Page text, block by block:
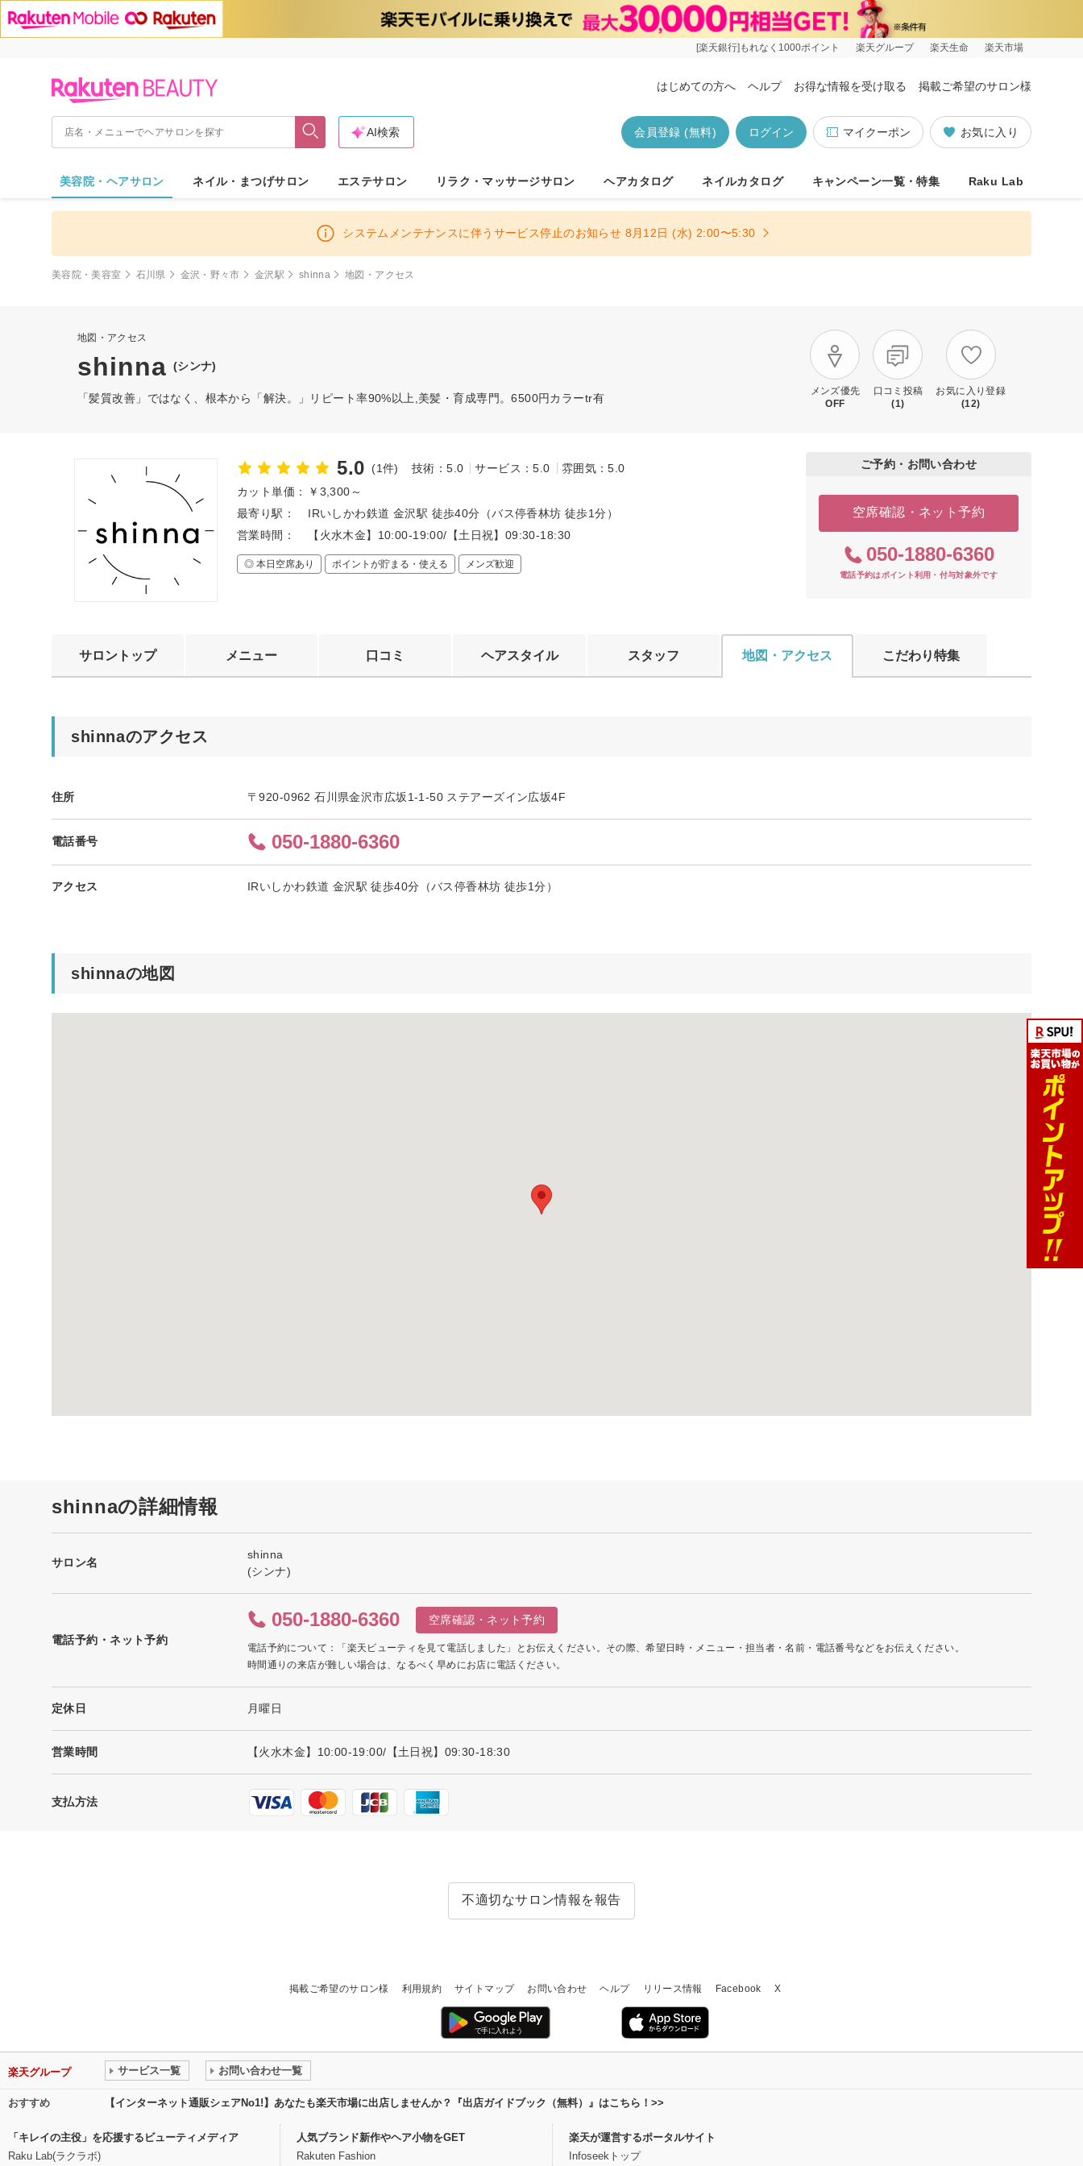
[楽天銀行]もれなく1000ポイント 楽天グループ 楽天生命 楽天市場
はじめての方へ ヘルプ お得な情報を受け取る 掲載ご希望のサロン様
お気に入り
マイクーポン
ログイン
会員登録 (無料)
AI検索
美容院・ヘアサロン ネイル・まつげサロン エステサロン リラク・マッサージサロン ヘアカタログ ネイルカタログ キャンペーン一覧・特集 Raku Lab
システムメンテナンスに伴うサービス停止のお知らせ 8月12日 (水) 2:00〜5:30
美容院・美容室 石川県 金沢・野々市 金沢駅 shinna 地図・アクセス
地図・アクセス
shinna (シンナ)
「髪質改善」ではなく、根本から「解決。」リピート率90%以上,美髪・育成専門。6500円カラーtr有
メンズ優先
OFF
口コミ投稿
(1)
お気に入り登録
(12)
5.0 (1件) 技術：5.0 サービス：5.0
雰囲気：5.0
カット単価：
￥3,300～
最寄り駅：
IRいしかわ鉄道 金沢駅 徒歩40分（バス停香林坊 徒歩1分）
営業時間：
【火水木金】10:00-19:00/【土日祝】09:30-18:30
◎ 本日空席あり ポイントが貯まる・使える メンズ歓迎
ご予約・お問い合わせ
空席確認・ネット予約
050-1880-6360
電話予約はポイント利用・付与対象外です
サロントップ メニュー 口コミ ヘアスタイル スタッフ 地図・アクセス こだわり特集
shinnaのアクセス
住所 〒920-0962 石川県金沢市広坂1-1-50 ステアーズイン広坂4F
電話番号 050-1880-6360
アクセス IRいしかわ鉄道 金沢駅 徒歩40分（バス停香林坊 徒歩1分）
shinnaの地図
shinnaの詳細情報
サロン名
shinna
(シンナ)
電話予約・ネット予約
050-1880-6360 空席確認・ネット予約
電話予約について：「楽天ビューティを見て電話しました」とお伝えください。その際、希望日時・メニュー・担当者・名前・電話番号などをお伝えください。
時間通りの来店が難しい場合は、なるべく早めにお店に電話ください。
定休日 月曜日
営業時間 【火水木金】10:00-19:00/【土日祝】09:30-18:30
支払方法
不適切なサロン情報を報告
掲載ご希望のサロン様 利用規約 サイトマップ お問い合わせ ヘルプ リリース情報 Facebook X
楽天グループ サービス一覧 お問い合わせ一覧
おすすめ 【インターネット通販シェアNo1!】あなたも楽天市場に出店しませんか？『出店ガイドブック（無料）』はこちら！>>
「キレイの主役」を応援するビューティメディア
Raku Lab(ラクラボ)
人気ブランド新作やヘア小物をGET
Rakuten Fashion
楽天が運営するポータルサイト
Infoseekトップ